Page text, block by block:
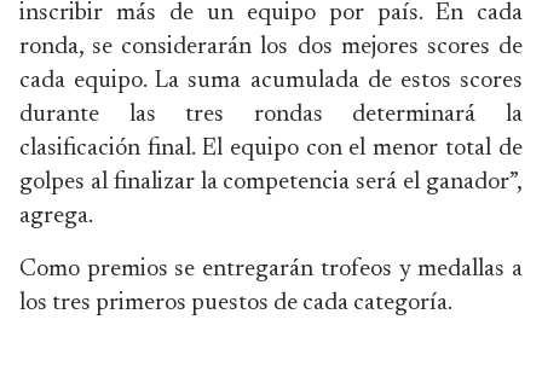
inscribir más de un equipo por país. En cada
ronda, se considerarán los dos mejores scores de
cada equipo. La suma acumulada de estos scores
durante las tres rondas determinará la
clasificación final. El equipo con el menor total de
golpes al finalizar la competencia será el ganador”,
agrega.
Como premios se entregarán trofeos y medallas a
los tres primeros puestos de cada categoría.